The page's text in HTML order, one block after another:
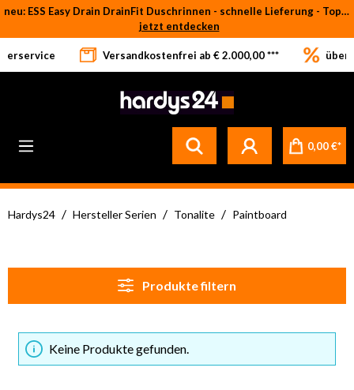
Zum Hauptinhalt springen
neu: ESS Easy Drain DrainFit Duschrinnen - schnelle Lieferung - Top-Preise
jetzt entdecken
Versandkostenfrei ab € 2.000,00 *** über
0,00 €*
Hardys24 / Hersteller Serien / Tonalite / Paintboard
Produkte filtern
Keine Produkte gefunden.